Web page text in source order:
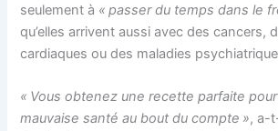
seulement à « passer du temps dans le
qu’elles arrivent aussi avec des cancers,
cardiaques ou des maladies
« Vous obtenez une recette parfaite
mauvaise santé au bout du compte », a-